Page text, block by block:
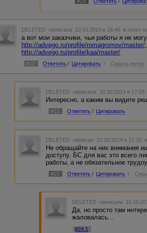
DELETED написала 10.10.2014 в 16:46 в ответ
а вот мои заказчики, чьи работы я не
http://advego.ru/profile/romagromov/master/
http://advego.ru/profile/kaa/master/
#12 Ответить / Цитировать / Скрыть ветку
DELETED написала 10.10.2014 в
Интересно, а каким вы видите
#13 Ответить / Цитировать
DELETED написал 10.10.2014 в 17:10
Не обращайте на них внимания
доступу. БС для вас это всего
работы, а не обязательное
#15 Ответить / Цитировать /
DELETED написала
Да, но просто там
жаловалась...
#24.1